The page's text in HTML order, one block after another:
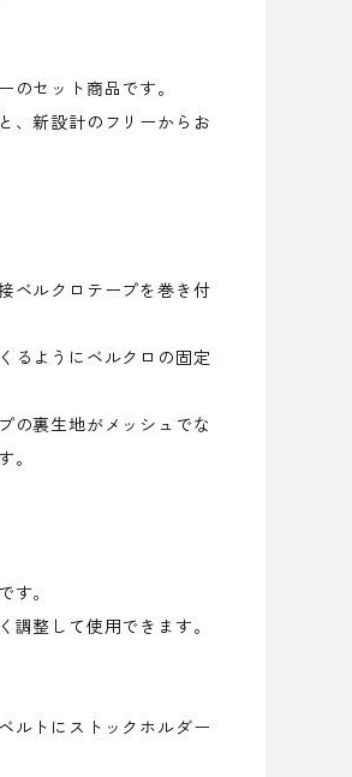
のセット商品です。
、新設計のフリーからお
ベルクロテープを巻き付
るようにベルクロの固定
の裏生地がメッシュでな
。
す。
調整して使用できます。
ルトにストックホルダー